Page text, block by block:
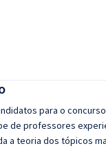
para o concurso
de professores
a teoria dos tópicos